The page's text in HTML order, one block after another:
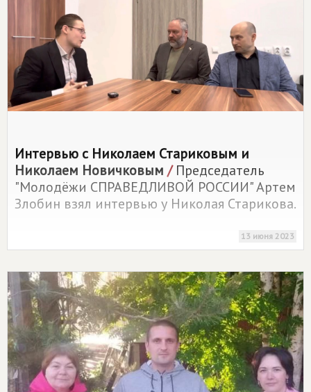
Интервью с Николаем Стариковым и
Николаем Новичковым /Председатель
"Молодёжи СПРАВЕДЛИВОЙ РОССИИ" Артем
Злобин взял интервью у Николая Старикова.
13 июня 2023